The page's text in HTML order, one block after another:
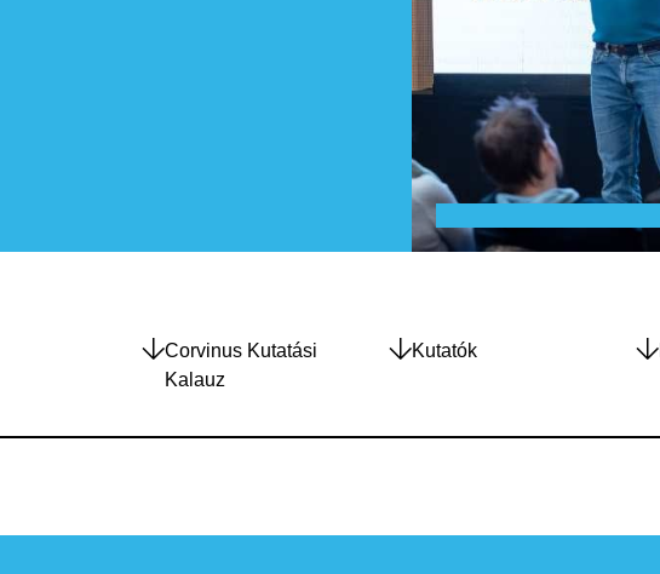
Corvinus Kutatási
Kalauz
Kutatók